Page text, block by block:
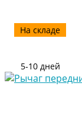
На складе
5-10 дней